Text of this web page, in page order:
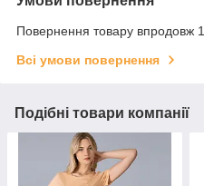
Повернення товару впродовж
Всі умови повернення
Подібні товари компанії